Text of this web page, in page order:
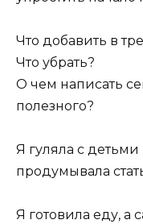
Что добавить в
Что убрать?
О чем написать
полезного?
Я гуляла с
продумывала
Я готовила еду, а